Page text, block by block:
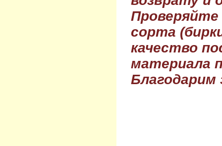
Проверяйте
сорта
качество
материала
Благодарим